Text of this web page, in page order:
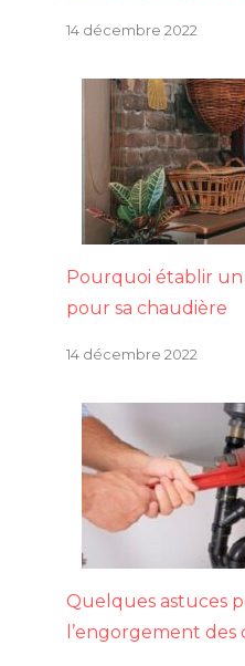
14 décembre 2022
Pourquoi établir
pour sa chaudière
14 décembre 2022
Quelques astuces
l’engorgement des